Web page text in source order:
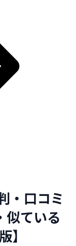
・口コミ
似ている
】